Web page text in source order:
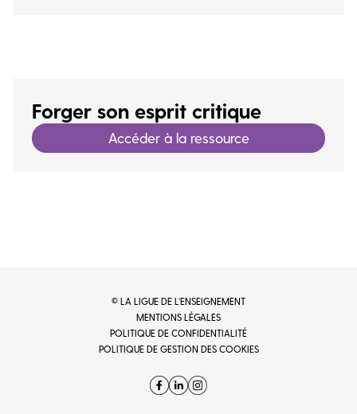
Forger son esprit critique
Accéder à la ressource
© LA LIGUE DE L’ENSEIGNEMENT
MENTIONS LÉGALES
POLITIQUE DE CONFIDENTIALITÉ
POLITIQUE DE GESTION DES COOKIES